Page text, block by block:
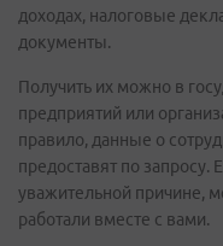
доходах, налоговые
документы.
Получить их можно в
предприятий или
правило, данные о
предоставят по
уважительной причине,
работали вместе с вами.